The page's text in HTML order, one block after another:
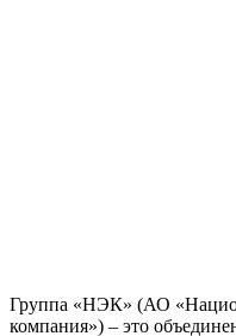
Группа «НЭК» (АО
компания») – это